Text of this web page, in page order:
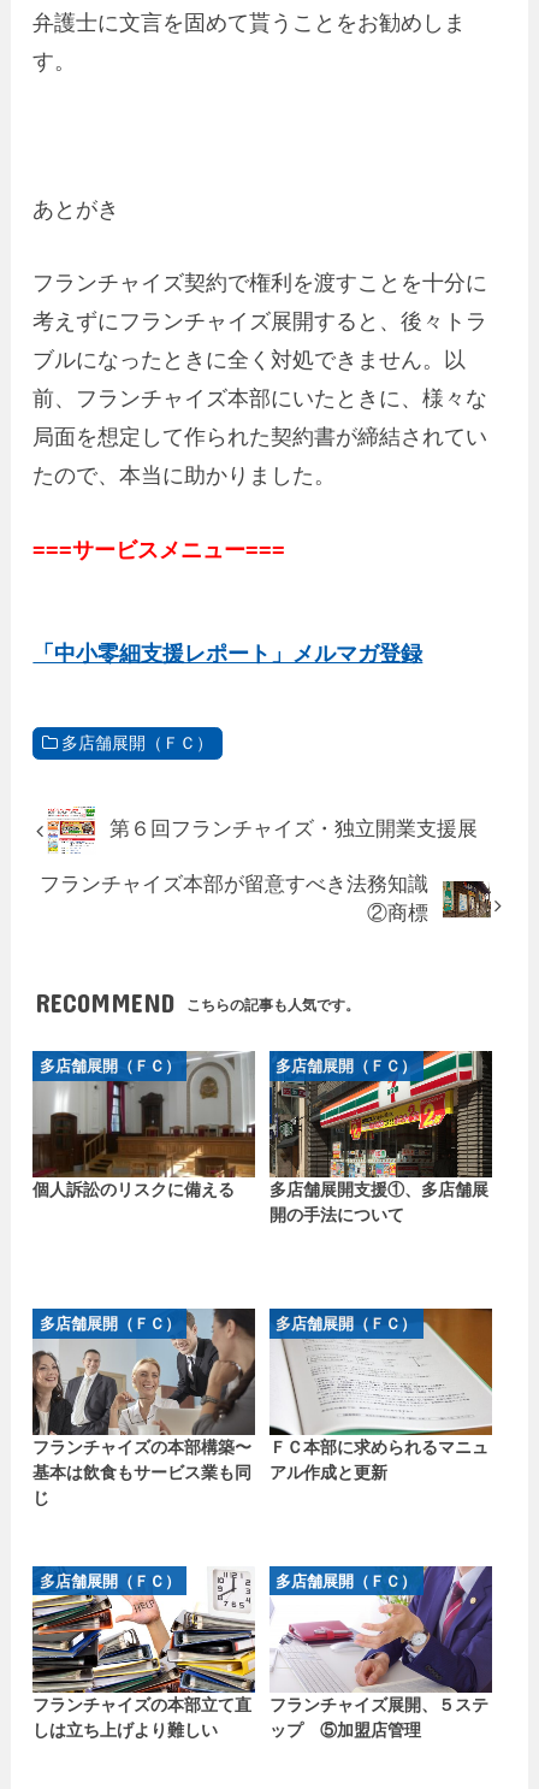
弁護士に文言を固めて貰うことをお勧めしま
す。
あとがき
フランチャイズ契約で権利を渡すことを十分に
考えずにフランチャイズ展開すると、後々トラ
ブルになったときに全く対処できません。以
前、フランチャイズ本部にいたときに、様々な
局面を想定して作られた契約書が締結されてい
たので、本当に助かりました。
===サービスメニュー===
「中小零細支援レポート」メルマガ登録
多店舗展開（ＦＣ）
第６回フランチャイズ・独立開業支援展
フランチャイズ本部が留意すべき法務知識
②商標
RECOMMEND こちらの記事も人気です。
多店舗展開（ＦＣ）
個人訴訟のリスクに備える
多店舗展開（ＦＣ）
多店舗展開支援①、多店舗展
開の手法について
多店舗展開（ＦＣ）
フランチャイズの本部構築〜
基本は飲食もサービス業も同
じ
多店舗展開（ＦＣ）
ＦＣ本部に求められるマニュ
アル作成と更新
多店舗展開（ＦＣ）
フランチャイズの本部立て直
しは立ち上げより難しい
多店舗展開（ＦＣ）
フランチャイズ展開、５ステ
ップ ⑤加盟店管理